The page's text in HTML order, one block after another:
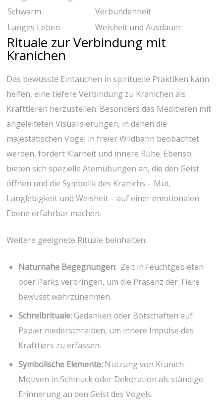
Schwarm
Verbundenheit
Langes Leben
Weisheit und Ausdauer
Rituale ⁣zur Verbindung‍ mit
Kranichen
Das bewusste Eintauchen in spirituelle Praktiken ⁢kann
helfen, eine tiefere Verbindung ⁢zu Kranichen als
Krafttieren⁢ herzustellen. Besonders das Meditieren mit⁣
angeleiteten Visualisierungen, in denen die
majestätischen Vögel⁢ in freier Wildbahn beobachtet
werden, fördert ‌Klarheit und innere Ruhe.⁣ Ebenso
bieten sich spezielle​ Atemübungen an, die den Geist
öffnen und die ⁢Symbolik des Kranichs – Mut,
Langlebigkeit und Weisheit – auf einer emotionalen
Ebene⁤ erfahrbar ⁤machen.
Weitere ⁤geeignete ⁤Rituale‍ beinhalten:
Naturnahe Begegnungen: ⁤ Zeit in⁤ Feuchtgebieten
oder Parks ⁤verbringen, um die Präsenz der Tiere
bewusst wahrzunehmen.
Schreibrituale:Gedanken oder Botschaften⁣ auf
Papier​ niederschreiben, um ‌innere Impulse des⁤
Krafttiers zu erfassen.
Symbolische ⁢Elemente: Nutzung von ⁢Kranich-
Motiven in Schmuck oder Dekoration ⁣als ständige
Erinnerung an ⁤den Geist des Vogels.